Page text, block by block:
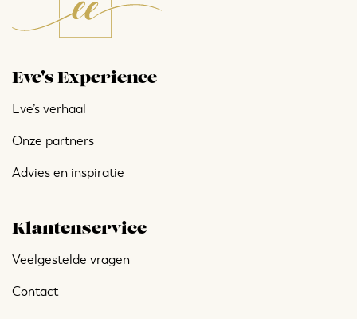
Eve's Experience
Eve’s verhaal
Onze partners
Advies en inspiratie
Klantenservice
Veelgestelde vragen
Contact